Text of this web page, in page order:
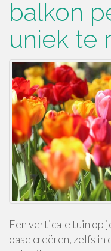
balkon
uniek te
Een verticale tuin op
oase creëren, zelfs